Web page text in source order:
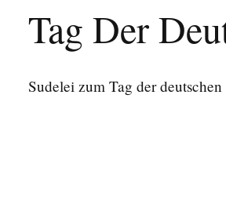
Tag Der
Sudelei zum Tag der